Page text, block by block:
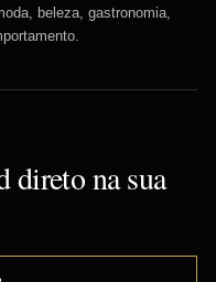
beleza, gastronomia,
direto na sua